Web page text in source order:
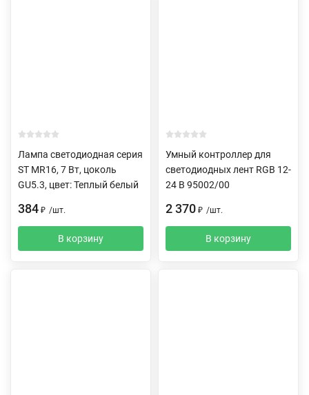
Лампа светодиодная серия
ST MR16, 7 Вт, цоколь
GU5.3, цвет: Теплый белый
384 ₽ /шт.
В корзину
Умный контроллер для
светодиодных лент RGB 12-
24 В 95002/00
2 370 ₽ /шт.
В корзину